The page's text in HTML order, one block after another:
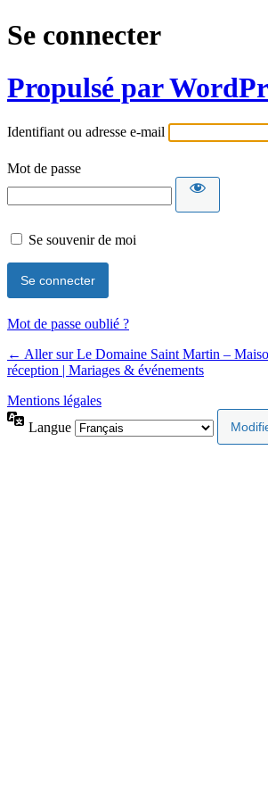
Se connecter
Propulsé par
Identifiant ou adresse e-mail
Mot de passe
Se souvenir de moi
Mot de passe oublié ?
← Aller sur Le Domaine Saint Martin –
réception | Mariages & événements
Mentions légales
Langue